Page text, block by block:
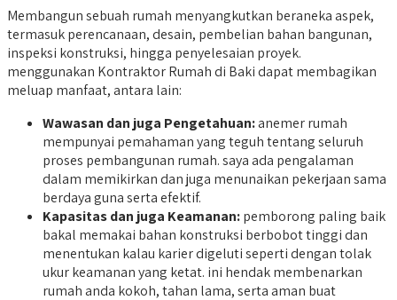
Membangun sebuah rumah menyangkutkan beraneka aspek,
termasuk perencanaan, desain, pembelian bahan bangunan,
inspeksi konstruksi, hingga penyelesaian proyek.
menggunakan Kontraktor Rumah di Baki dapat membagikan
meluap manfaat, antara lain:
Wawasan dan juga Pengetahuan:anemer rumah
mempunyai pemahaman yang teguh tentang seluruh
proses pembangunan rumah. saya ada pengalaman
dalam memikirkan dan juga menunaikan pekerjaan sama
berdaya guna serta efektif.
Kapasitas dan juga Keamanan:pemborong paling baik
bakal memakai bahan konstruksi berbobot tinggi dan
menentukan kalau karier digeluti seperti dengan tolak
ukur keamanan yang ketat. ini hendak membenarkan
rumah anda kokoh, tahan lama, serta aman buat